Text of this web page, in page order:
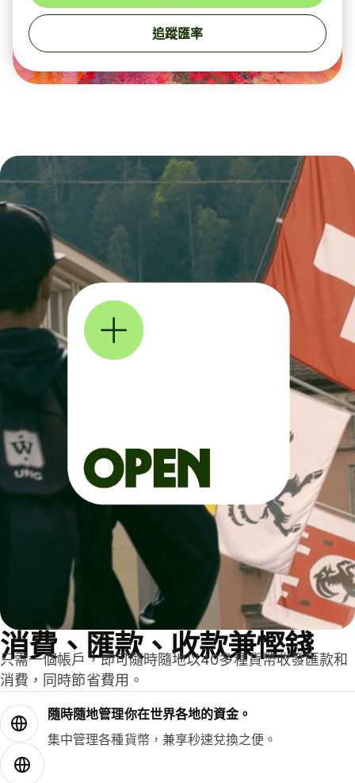
追蹤匯率
消費、匯款、收款兼慳錢
只需一個帳戶，即可隨時隨地以40多種貨幣收發匯款和
消費，同時節省費用。
隨時隨地管理你在世界各地的資金。
集中管理各種貨幣，兼享秒速兌換之便。